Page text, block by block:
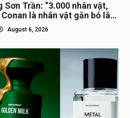
Sơn Trần: “3.000 nhân vật,
là nhân vật gắn bó lâu
August 6, 2026